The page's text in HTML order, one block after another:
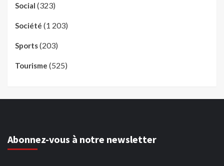
Social (323)
Société (1 203)
Sports(203)
Tourisme (525)
Abonnez-vous à notre newsletter